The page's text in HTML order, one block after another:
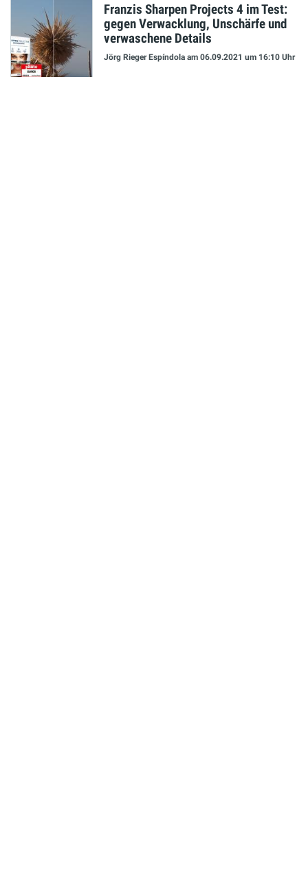
Franzis Sharpen Projects 4 im Test:
gegen Verwacklung, Unschärfe und
verwaschene Details
Jörg Rieger Espíndola am 06.09.2021 um 16:10 Uhr